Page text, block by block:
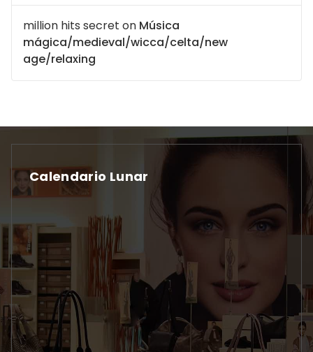
million hits secret on Música
mágica/medieval/wicca/celta/new
age/relaxing
Calendario Lunar